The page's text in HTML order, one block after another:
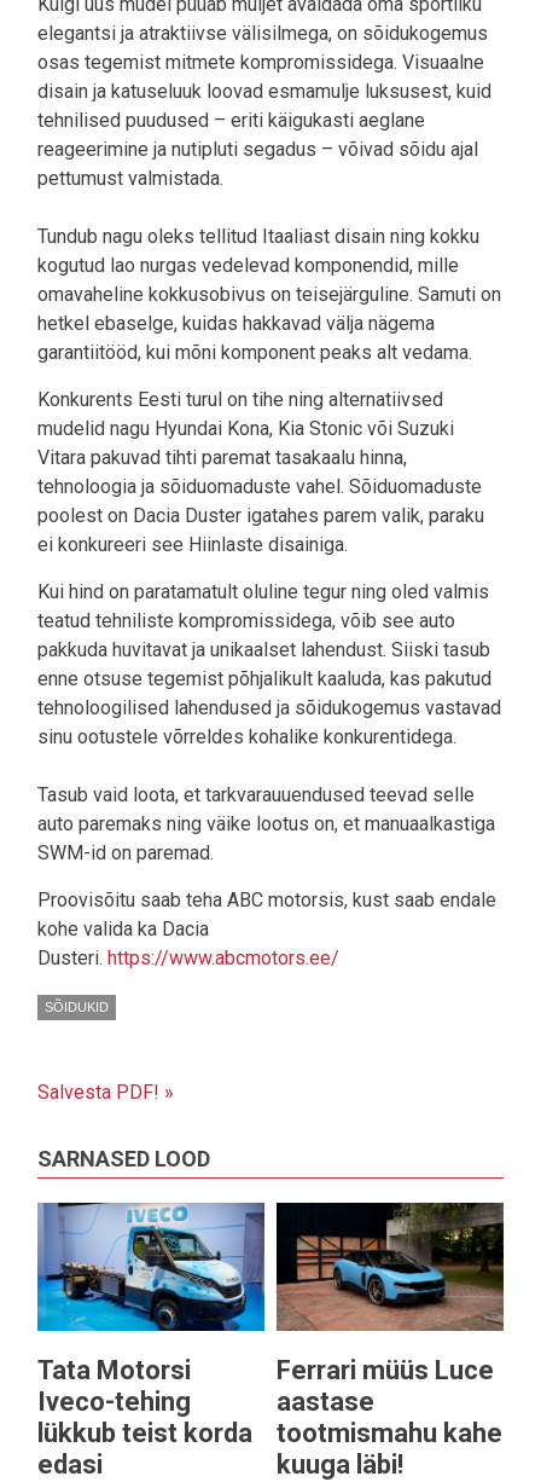
Kuigi uus mudel püüab muljet avaldada oma sportliku
elegantsi ja atraktiivse välisilmega, on sõidukogemus
osas tegemist mitmete kompromissidega. Visuaalne
disain ja katuseluuk loovad esmamulje luksusest, kuid
tehnilised puudused – eriti käigukasti aeglane
reageerimine ja nutipluti segadus – võivad sõidu ajal
pettumust valmistada.
Tundub nagu oleks tellitud Itaaliast disain ning kokku
kogutud lao nurgas vedelevad komponendid, mille
omavaheline kokkusobivus on teisejärguline. Samuti on
hetkel ebaselge, kuidas hakkavad välja nägema
garantiitööd, kui mõni komponent peaks alt vedama.
Konkurents Eesti turul on tihe ning alternatiivsed
mudelid nagu Hyundai Kona, Kia Stonic või Suzuki
Vitara pakuvad tihti paremat tasakaalu hinna,
tehnoloogia ja sõiduomaduste vahel. Sõiduomaduste
poolest on Dacia Duster igatahes parem valik, paraku
ei konkureeri see Hiinlaste disainiga.
Kui hind on paratamatult oluline tegur ning oled valmis
teatud tehniliste kompromissidega, võib see auto
pakkuda huvitavat ja unikaalset lahendust. Siiski tasub
enne otsuse tegemist põhjalikult kaaluda, kas pakutud
tehnoloogilised lahendused ja sõidukogemus vastavad
sinu ootustele võrreldes kohalike konkurentidega.
Tasub vaid loota, et tarkvarauuendused teevad selle
auto paremaks ning väike lootus on, et manuaalkastiga
SWM-id on paremad.
Proovisõitu saab teha ABC motorsis, kust saab endale
kohe valida ka Dacia
Dusteri. https://www.abcmotors.ee/
SÕIDUKID
Salvesta PDF! »
SARNASED LOOD
Tata Motorsi
Iveco-tehing
lükkub teist korda
edasi
Ferrari müüs Luce
aastase
tootmismahu kahe
kuuga läbi!